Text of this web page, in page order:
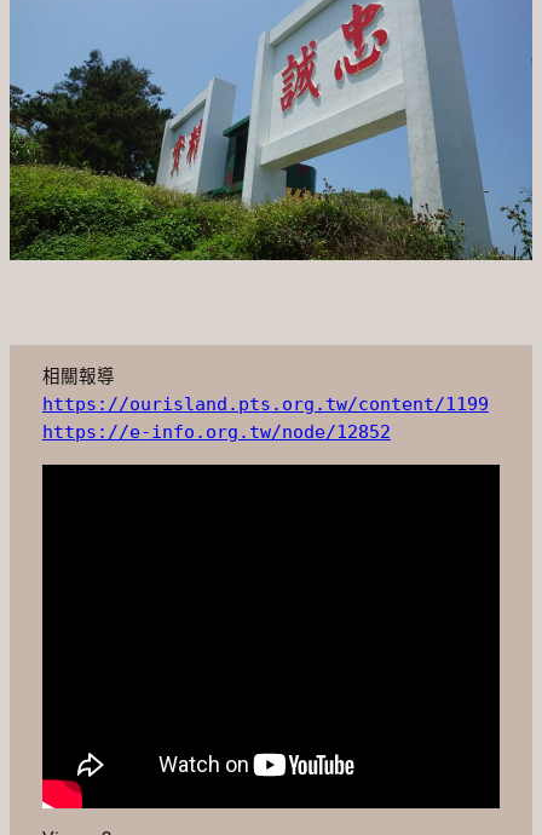
相關報導
https://ourisland.pts.org.tw/content/1199
https://e-info.org.tw/node/12852